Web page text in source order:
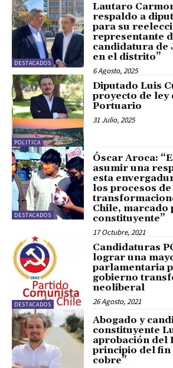
DESTACADOS
Lautaro
respaldo a
para su
representante
candidatura de
en el distrito”
6 Agosto, 2025
POLITICA
Diputado Luis
proyecto de ley
Portuario
31 Julio, 2025
DESTACADOS
Óscar Aroca:
asumir una
esta
los procesos de
Chile, marcado
constituyente”
17 Octubre, 2021
DESTACADOS
Candidaturas
lograr una
parlamentaria
gobierno
neoliberal
26 Agosto, 2021
Abogado y
constituyente
aprobación del
principio del fin
cobre”